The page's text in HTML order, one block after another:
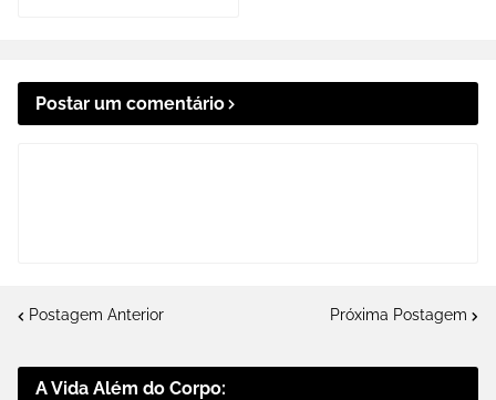
Postar um comentário
Postagem Anterior Próxima Postagem
A Vida Além do Corpo: